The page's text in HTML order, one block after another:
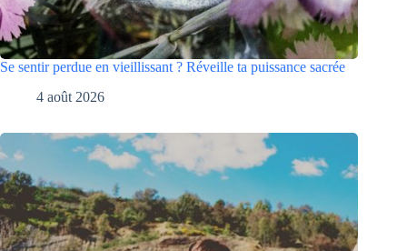
Se sentir perdue en vieillissant ? Réveille ta puissance sacrée
4 août 2026